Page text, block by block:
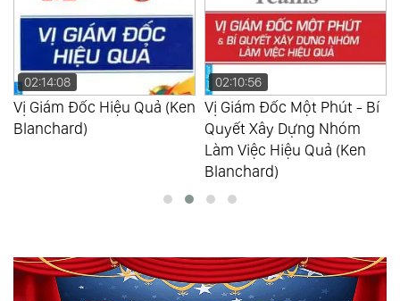
02:10:56
Vị Giám Đốc Một Phút - Bí
Quyết Xây Dựng Nhóm
07:36:14
Làm Giàu Bằng Sức Mạnh
Tiềm Thức (Joseph
Murphy)